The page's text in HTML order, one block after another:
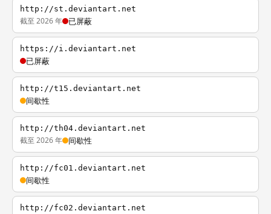
http://st.deviantart.net
截至 2026 年 已屏蔽
https://i.deviantart.net
已屏蔽
http://t15.deviantart.net
间歇性
http://th04.deviantart.net
截至 2026 年 间歇性
http://fc01.deviantart.net
间歇性
http://fc02.deviantart.net